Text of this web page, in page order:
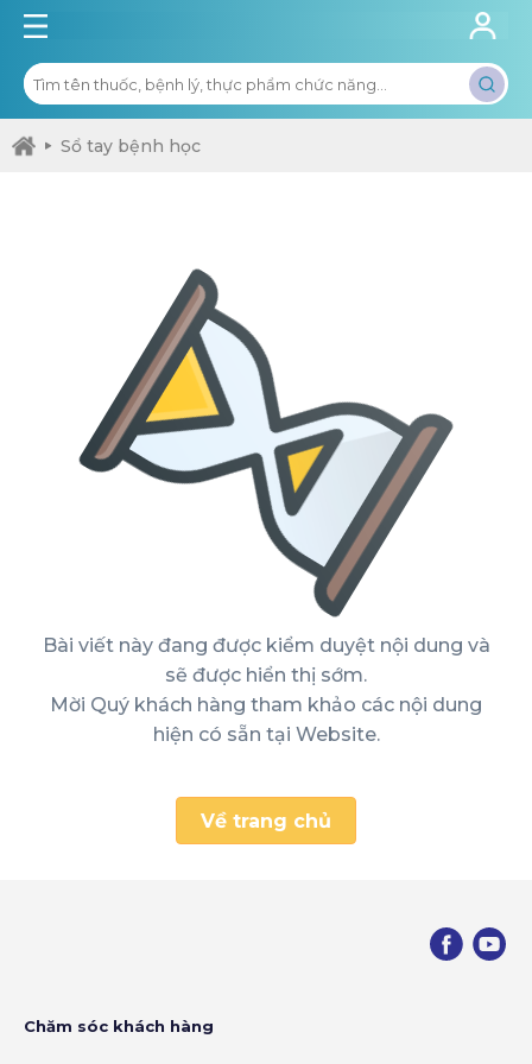
Sổ tay bệnh học
Bài viết này đang được kiểm duyệt nội dung và
sẽ được hiển thị sớm.
Mời Quý khách hàng tham khảo các nội dung
hiện có sẵn tại Website.
Về trang chủ
Chăm sóc khách hàng